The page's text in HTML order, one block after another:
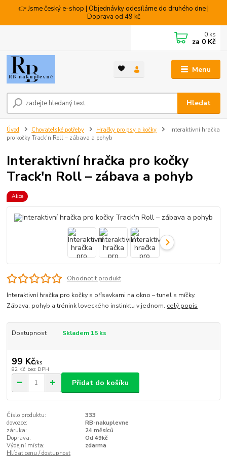
👉 Jsme český e-shop | Objednávky odesíláme do druhého dne |
Doprava od 49 kč
Menu
Hledat
0 ks
za 0 Kč
Úvod Chovatelské potřeby Hračky pro psy a kočky
Interaktivní hračka
pro kočky Track'n Roll – zábava a pohyb
Interaktivní hračka pro kočky
Track'n Roll – zábava a pohyb
Akce
Ohodnotit produkt
Interaktivní hračka pro kočky s přísavkami na okno – tunel s míčky.
Zábava, pohyb a trénink loveckého instinktu v jednom. celý popis
Dostupnost Skladem 15 ks
99 Kč/ks
82 Kč bez DPH
Přidat do košíku
Číslo produktu:
333
dovozce:
RB-nakuplevne
záruka:
24 měsíců
Doprava:
Od 49kč
Výdejní místa:
zdarma
Hlídat cenu / dostupnost